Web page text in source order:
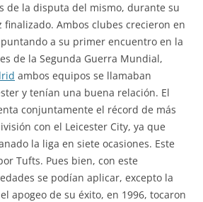
de la disputa del mismo, durante su
finalizado. Ambos clubes crecieron en
a su primer encuentro en la
de la Segunda Guerra Mundial,
ambos equipos se llamaban
y tenían una buena relación. El
conjuntamente el récord de más
con el Leicester City, ya que
la liga en siete ocasiones. Este
Tufts. Pues bien, con este
se podían aplicar, excepto la
apogeo de su éxito, en 1996, tocaron